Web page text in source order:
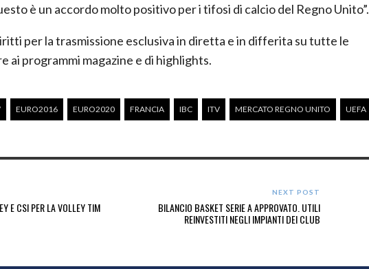
è un accordo molto positivo per i tifosi di calcio del Regno Unito”.
per la trasmissione esclusiva in diretta e in differita su tutte le
ai programmi magazine e di highlights.
EURO2016 EURO2020 FRANCIA IBC ITV MERCATO REGNO UNITO UEFA
E CSI PER LA VOLLEY TIM
NEXT POST
BILANCIO BASKET SERIE A APPROVATO. UTILI
REINVESTITI NEGLI IMPIANTI DEI CLUB